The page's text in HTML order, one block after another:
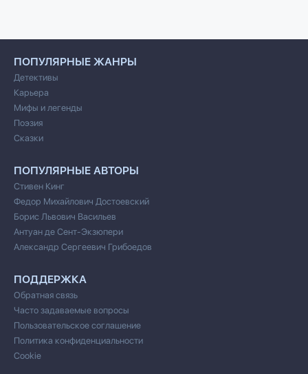
ПОПУЛЯРНЫЕ ЖАНРЫ
Детективы
Карьера
Мифы и легенды
Поэзия
Сказки
ПОПУЛЯРНЫЕ АВТОРЫ
Стивен Кинг
Федор Михайлович Достоевский
Борис Львович Васильев
Антуан де Сент-Экзюпери
Александр Сергеевич Грибоедов
ПОДДЕРЖКА
Обратная связь
Часто задаваемые вопросы
Пользовательское соглашение
Политика конфиденциальности
Cookie